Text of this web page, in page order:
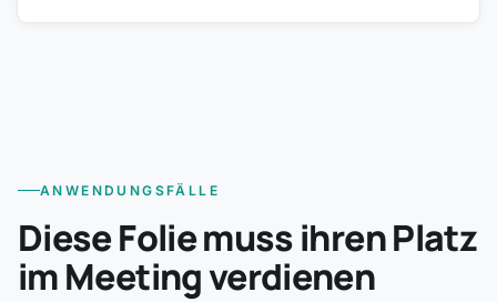
ANWENDUNGSFÄLLE
Diese Folie muss ihren Platz
im Meeting verdienen